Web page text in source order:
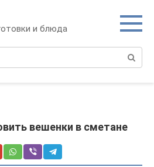
и блюда
вешенки в сметане